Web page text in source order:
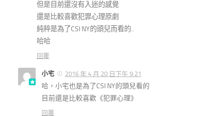
但是目前還沒有入迷的感覺
還是比較喜歡犯罪心理原劇
純粹是為了CSI NY的頭兒而看的..
哈哈
回覆
小宅 2016 年 4 月 20 日下午 9:21
哈，小宅也是為了CSI NY的頭兒看的
目前還是比較喜歡《犯罪心理》
回覆